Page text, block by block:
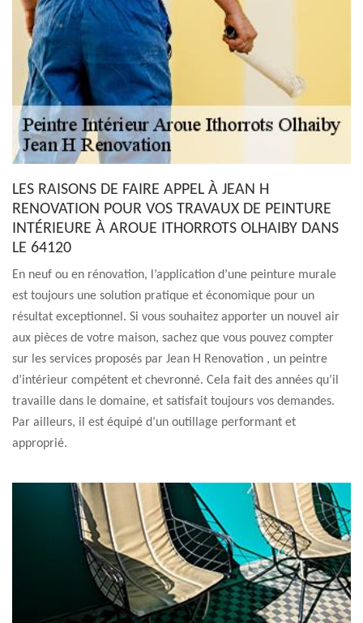
LES RAISONS DE FAIRE APPEL À JEAN H
RENOVATION POUR VOS TRAVAUX DE PEINTURE
INTÉRIEURE À AROUE ITHORROTS OLHAIBY DANS
LE 64120
En neuf ou en rénovation, l’application d’une peinture murale
est toujours une solution pratique et économique pour un
résultat exceptionnel. Si vous souhaitez apporter un nouvel air
aux pièces de votre maison, sachez que vous pouvez compter
sur les services proposés par Jean H Renovation , un peintre
d’intérieur compétent et chevronné. Cela fait des années qu’il
travaille dans le domaine, et satisfait toujours vos demandes.
Par ailleurs, il est équipé d’un outillage performant et
approprié.